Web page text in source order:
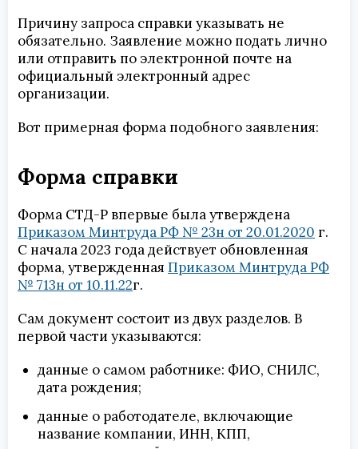
Причину запроса справки указывать не
обязательно. Заявление можно подать лично
или отправить по электронной почте на
официальный электронный адрес
организации.
Вот примерная форма подобного заявления:
Форма справки
Форма СТД-Р впервые была утверждена
Приказом Минтруда РФ № 23н от 20.01.2020 г.
С начала 2023 года действует обновленная
форма, утвержденная Приказом Минтруда РФ
№ 713н от 10.11.22г.
Сам документ состоит из двух разделов. В
первой части указываются:
данные о самом работнике: ФИО, СНИЛС,
дата рождения;
данные о работодателе, включающие
название компании, ИНН, КПП,